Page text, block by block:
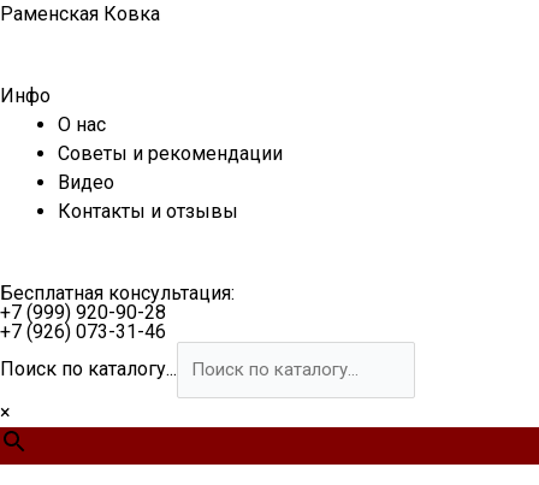
Перейти
Раменская Ковка
Инфо
О нас
Советы и рекомендации
Видео
Контакты и отзывы
Бесплатная консультация:
+7 (999) 920-90-28
+7 (926) 073-31-46
Поиск по каталогу...
×